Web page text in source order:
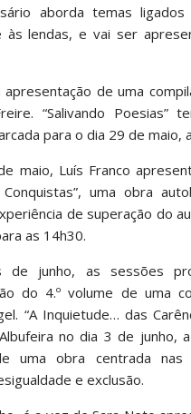
aborda temas
às lendas, e vai ser
apresentação de uma
“Salivando Poesias”
para o dia 29 de maio,
maio, Luís Franco
uma obra
de superação do
as 14h30.
de junho, as sessões
do 4.º volume de uma
“A Inquietude… das
no dia 3 de junho,
uma obra centrada nas
e exclusão.